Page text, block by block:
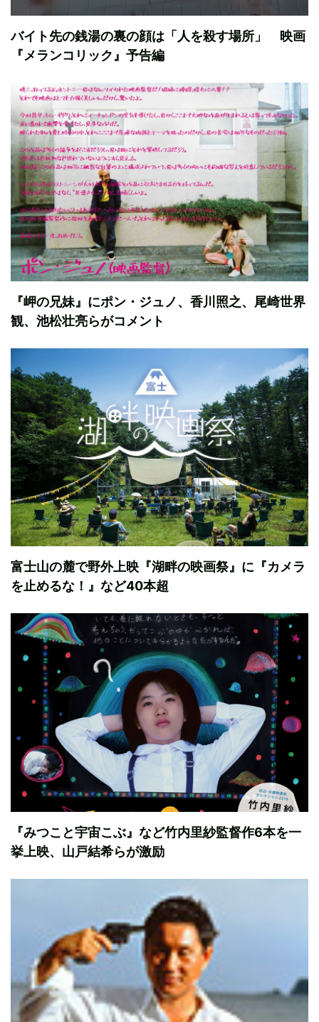
バイト先の銭湯の裏の顔は「人を殺す場所」 映画
『メランコリック』予告編
『岬の兄妹』にポン・ジュノ、香川照之、尾崎世界
観、池松壮亮らがコメント
富士山の麓で野外上映『湖畔の映画祭』に『カメラ
を止めるな！』など40本超
『みつこと宇宙こぶ』など竹内里紗監督作6本を一
挙上映、山戸結希らが激励